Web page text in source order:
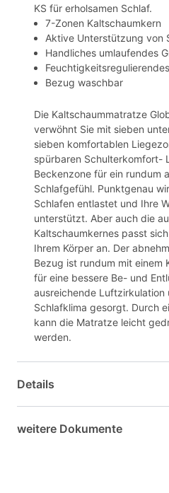
KS für erholsamen Schlaf.
7-Zonen Kaltschaumkern
Aktive Unterstützung von
Handliches umlaufendes
Bezug waschbar
Die Kaltschaummatratze
verwöhnt Sie mit sieben
sieben komfortablen
spürbaren Schulterkomfort-
Beckenzone für ein rundum
Schlafgefühl. Punktgenau
Schlafen entlastet und Ihre
unterstützt. Aber auch die
Kaltschaumkernes passt
Ihrem Körper an. Der
Bezug ist rundum mit einem
für eine bessere Be- und
ausreichende Luftzirkulation
Schlafklima gesorgt. Durch
kann die Matratze leicht
werden.
Details
weitere Dokumente